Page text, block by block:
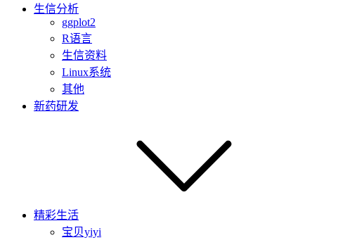
生信分析
ggplot2
R语言
生信资料
Linux系统
其他
新药研发
精彩生活
宝贝yiyi